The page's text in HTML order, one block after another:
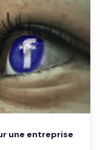
une entreprise